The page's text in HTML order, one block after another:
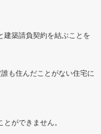
建築請負契約を結ぶことを
も住んだことがない住宅に
ができません。